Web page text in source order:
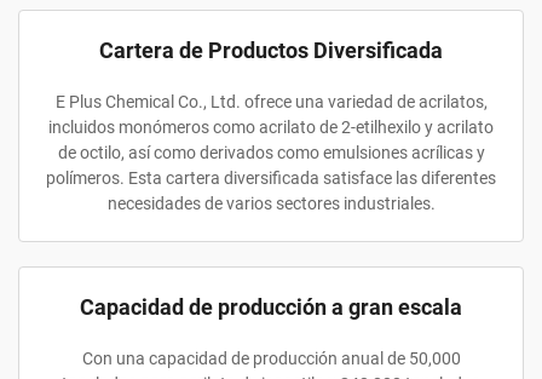
Cartera de Productos Diversificada
E Plus Chemical Co., Ltd. ofrece una variedad de acrilatos,
incluidos monómeros como acrilato de 2-etilhexilo y acrilato
de octilo, así como derivados como emulsiones acrílicas y
polímeros. Esta cartera diversificada satisface las diferentes
necesidades de varios sectores industriales.
Capacidad de producción a gran escala
Con una capacidad de producción anual de 50,000